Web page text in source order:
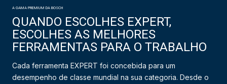
A GAMA PREMIUM DA BOSCH
QUANDO ESCOLHES EXPERT,
ESCOLHES AS MELHORES
FERRAMENTAS PARA O TRABALHO
Cada ferramenta EXPERT foi concebida para um
desempenho de classe mundial na sua categoria. Desde o